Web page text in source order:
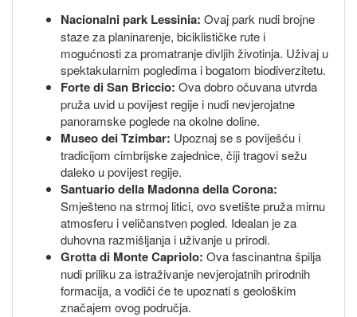
Nacionalni park Lessinia: Ovaj park nudi brojne
staze za planinarenje, biciklističke rute i
mogućnosti za promatranje divljih životinja. Uživaj u
spektakularnim pogledima i bogatom biodiverzitetu.
Forte di San Briccio: Ova dobro očuvana utvrda
pruža uvid u povijest regije i nudi nevjerojatne
panoramske poglede na okolne doline.
Museo dei Tzimbar: Upoznaj se s poviješću i
tradicijom cimbrijske zajednice, čiji tragovi sežu
daleko u povijest regije.
Santuario della Madonna della Corona:
Smješteno na strmoj litici, ovo svetište pruža mirnu
atmosferu i veličanstven pogled. Idealan je za
duhovna razmišljanja i uživanje u prirodi.
Grotta di Monte Capriolo: Ova fascinantna špilja
nudi priliku za istraživanje nevjerojatnih prirodnih
formacija, a vodiči će te upoznati s geološkim
značajem ovog područja.